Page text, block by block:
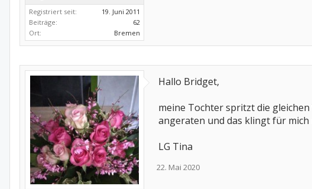
Registriert seit:
19. Juni 2011
Beiträge:
62
Ort:
Bremen
Hallo Bridget,
meine Tochter spritzt die
angeraten und das klingt für
LG Tina
22. Mai 2020